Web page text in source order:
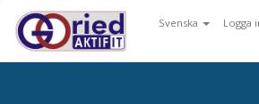
Svenska Logga